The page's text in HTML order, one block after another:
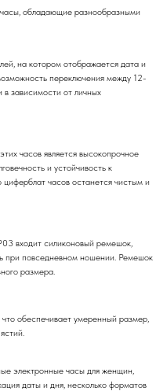
обладающие разнообразными
на котором отображается дата и
переключения между 12-
зависимости от личных
часов является высокопрочное
и устойчивость к
часов останется чистым и
входит силиконовый ремешок,
при повседневном ношении. Ремешок
размера.
обеспечивает умеренный размер,
электронные часы для женщин,
даты и дня, несколько форматов